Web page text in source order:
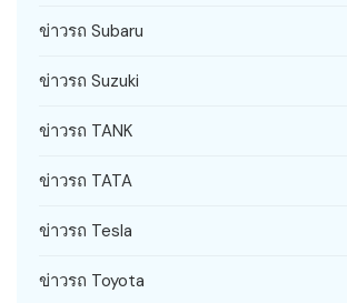
ข่าวรถ Subaru
ข่าวรถ Suzuki
ข่าวรถ TANK
ข่าวรถ TATA
ข่าวรถ Tesla
ข่าวรถ Toyota